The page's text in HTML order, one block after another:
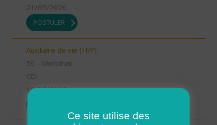
21/05/2026
POSTULER
Auxiliaire de vie (H/F)
56 - Morbihan
CDI
19/05/2026
Ce site utilise des